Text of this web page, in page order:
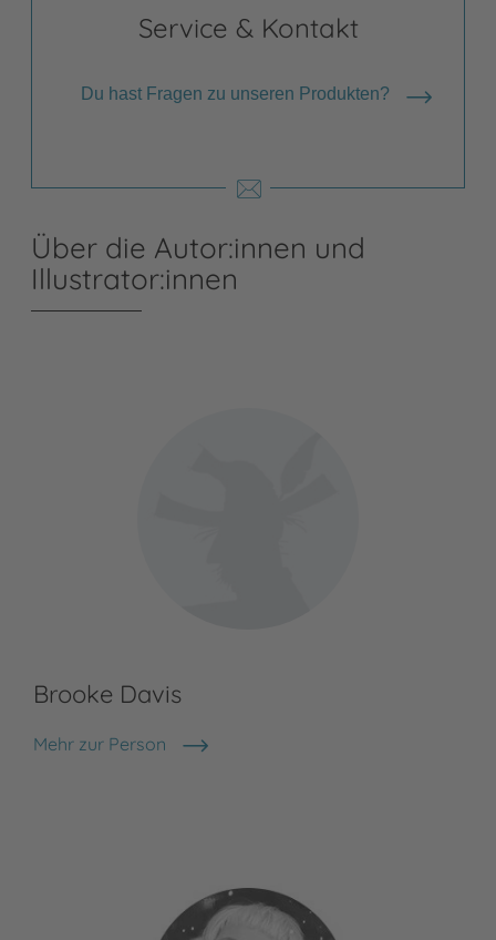
Service & Kontakt
Du hast Fragen zu unseren Produkten?
Über die Autor:innen und
Illustrator:innen
Brooke Davis
Mehr zur Person
Brooke Davis